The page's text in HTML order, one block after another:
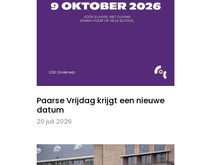
Paarse Vrijdag krijgt een nieuwe
datum
20 juli 2026